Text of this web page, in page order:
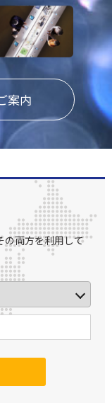
案内
の両方を利用して